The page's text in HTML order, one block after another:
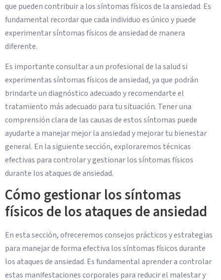
que pueden contribuir a los síntomas físicos de la ansiedad. Es
fundamental recordar que cada individuo es único y puede
experimentar síntomas físicos de ansiedad de manera
diferente.
Es importante consultar a un profesional de la salud si
experimentas síntomas físicos de ansiedad, ya que podrán
brindarte un diagnóstico adecuado y recomendarte el
tratamiento más adecuado para tu situación. Tener una
comprensión clara de las causas de estos síntomas puede
ayudarte a manejar mejor la ansiedad y mejorar tu bienestar
general. En la siguiente sección, exploraremos técnicas
efectivas para controlar y gestionar los síntomas físicos
durante los ataques de ansiedad.
Cómo gestionar los síntomas
físicos de los ataques de ansiedad
En esta sección, ofreceremos consejos prácticos y estrategias
para manejar de forma efectiva los síntomas físicos durante
los ataques de ansiedad. Es fundamental aprender a controlar
estas manifestaciones corporales para reducir el malestar y